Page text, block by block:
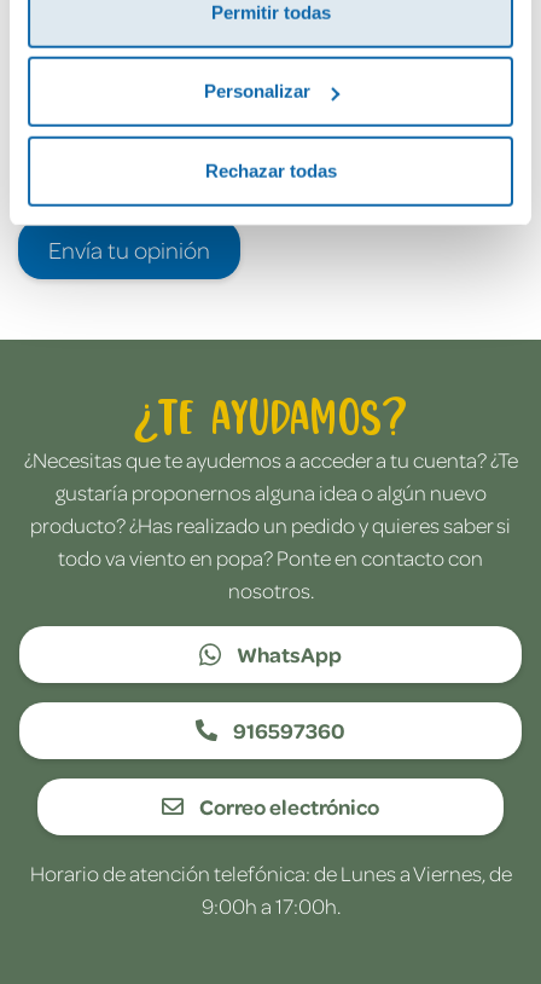
Permitir todas
Personalizar
Rechazar todas
Envía tu opinión
¿Te ayudamos?
¿Necesitas que te ayudemos a acceder a tu cuenta? ¿Te
gustaría proponernos alguna idea o algún nuevo
producto? ¿Has realizado un pedido y quieres saber si
todo va viento en popa? Ponte en contacto con
nosotros.
WhatsApp
916597360
Correo electrónico
Horario de atención telefónica: de Lunes a Viernes, de
9:00h a 17:00h.